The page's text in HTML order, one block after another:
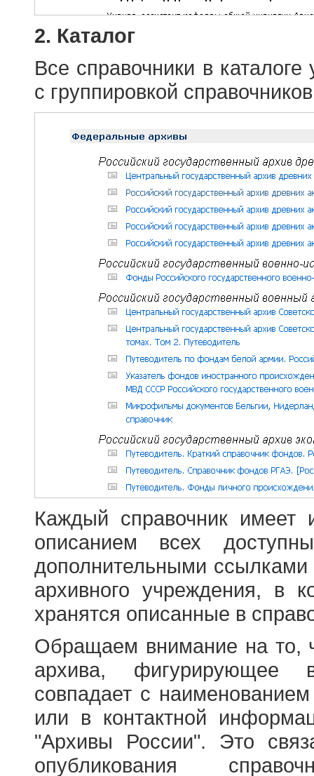
2. Каталог
Все справочники в
с группировкой
Каждый справочник имеет
описанием всех
дополнительными
архивного учреждения, в
хранятся описанные в
Обращаем внимание на то,
архива, фигурирующее
совпадает с
или в контактной
"Архивы России". Это
опубликования